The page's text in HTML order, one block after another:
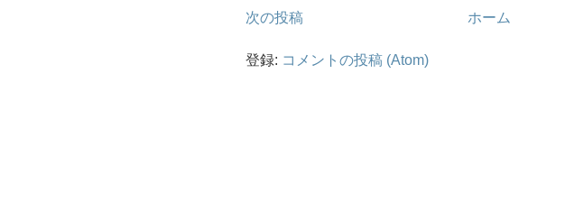
次の投稿 ホーム
登録: コメントの投稿 (Atom)